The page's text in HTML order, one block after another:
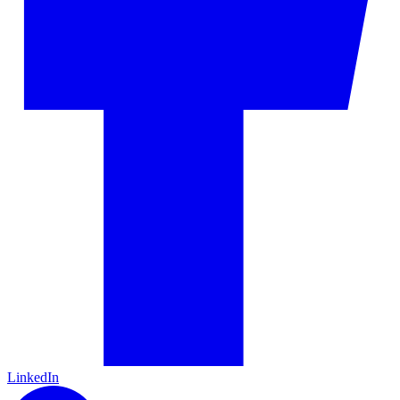
LinkedIn